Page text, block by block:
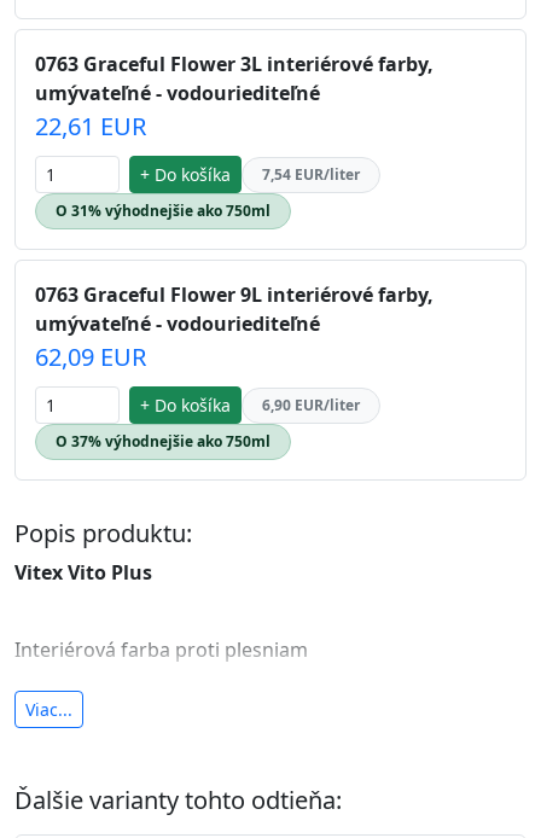
0763 Graceful Flower 3L interiérové farby,
umývateľné - vodouriediteľné
22,61 EUR
+ Do košíka
7,54 EUR/liter
O 31% výhodnejšie ako 750ml
0763 Graceful Flower 9L interiérové farby,
umývateľné - vodouriediteľné
62,09 EUR
+ Do košíka
6,90 EUR/liter
O 37% výhodnejšie ako 750ml
Popis produktu:
Vitex Vito Plus
Interiérová farba proti plesniam
antibakteriálna a umývateľná
Je interiérová protiplesňová farba s iónmi
Vďaka svojmu špeciálnemu zloženiu
Viac...
Ďalšie varianty tohto odtieňa: